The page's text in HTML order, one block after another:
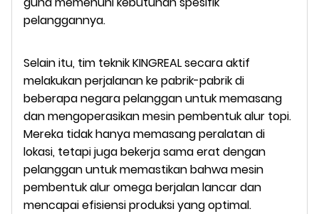
pelanggannya.
Selain itu, tim teknik KINGREAL secara aktif
melakukan perjalanan ke pabrik-pabrik di
beberapa negara pelanggan untuk memasang
dan mengoperasikan mesin pembentuk alur topi.
Mereka tidak hanya memasang peralatan di
lokasi, tetapi juga bekerja sama erat dengan
pelanggan untuk memastikan bahwa mesin
pembentuk alur omega berjalan lancar dan
mencapai efisiensi produksi yang optimal.